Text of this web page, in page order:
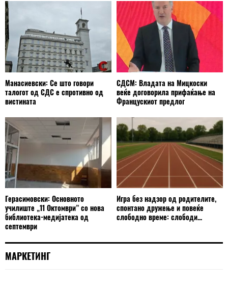
Манасиевски: Се што говори
талогот од СДС е спротивно од
вистината
СДСМ: Владата на Мицкоски
веќе договорила прифаќање на
Францускиот предлог
Герасимовски: Основното
училиште „11 Октомври” со нова
библиотека-медијатека од
септември
Игра без надзор од родителите,
спонтано дружење и повеќе
слободно време: слободи...
МАРКЕТИНГ